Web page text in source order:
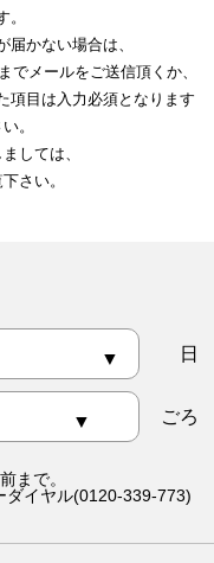
。
届かない場合は、
でメールをご送信頂くか、
項目は入力必須となります
。
しては、
さい。
日
ごろ
まで。
ダイヤル(0120-339-773)